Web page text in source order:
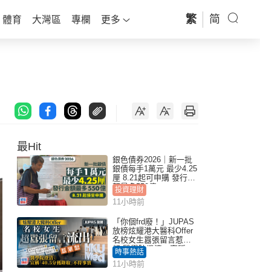
體育 大灣區 專欄 更多 繁 简
最Hit
銀色債券2026｜新一批
銀債每手1萬元 最少4.25
厘 8.21起可申購 發行金
額最多550億
投資理財
11小時前
「你個frd廢！」JUPAS
放榜炫耀港大醫科Offer
名校女生囂張留言惹眾
怒 醫學院澄清：宣稱
「40.5分獲錄取」不符事
實｜Juicy叮
時事熱話
11小時前